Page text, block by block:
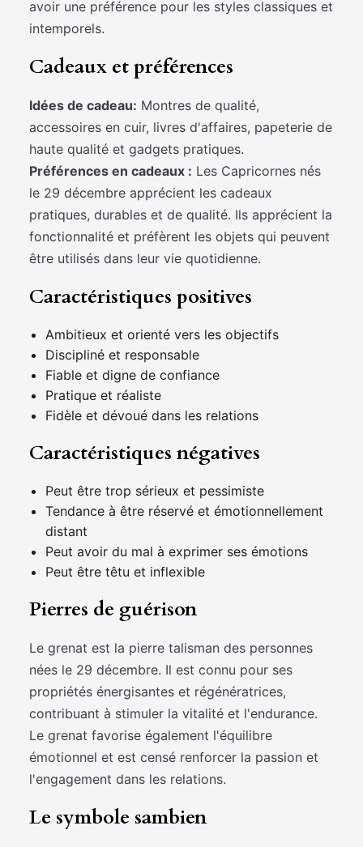
avoir une préférence pour les styles classiques et
intemporels.
Cadeaux et préférences
Idées de cadeau: Montres de qualité,
accessoires en cuir, livres d'affaires, papeterie de
haute qualité et gadgets pratiques.
Préférences en cadeaux : Les Capricornes nés
le 29 décembre apprécient les cadeaux
pratiques, durables et de qualité. Ils apprécient la
fonctionnalité et préfèrent les objets qui peuvent
être utilisés dans leur vie quotidienne.
Caractéristiques positives
Ambitieux et orienté vers les objectifs
Discipliné et responsable
Fiable et digne de confiance
Pratique et réaliste
Fidèle et dévoué dans les relations
Caractéristiques négatives
Peut être trop sérieux et pessimiste
Tendance à être réservé et émotionnellement
distant
Peut avoir du mal à exprimer ses émotions
Peut être têtu et inflexible
Pierres de guérison
Le grenat est la pierre talisman des personnes
nées le 29 décembre. Il est connu pour ses
propriétés énergisantes et régénératrices,
contribuant à stimuler la vitalité et l'endurance.
Le grenat favorise également l'équilibre
émotionnel et est censé renforcer la passion et
l'engagement dans les relations.
Le symbole sambien